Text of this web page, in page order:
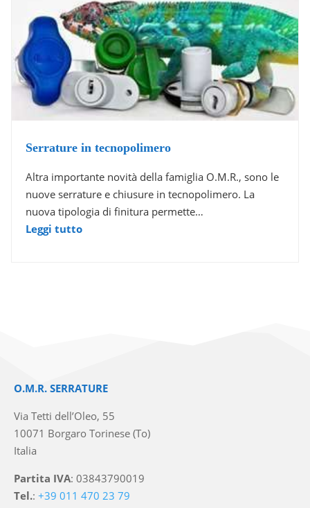
Serrature in tecnopolimero
Altra importante novità della famiglia O.M.R., sono le
nuove serrature e chiusure in tecnopolimero. La
nuova tipologia di finitura permette…
Leggi tutto
O.M.R. SERRATURE
Via Tetti dell’Oleo, 55
10071 Borgaro Torinese (To)
Italia
Partita IVA: 03843790019
Tel.:+39 011 470 23 79